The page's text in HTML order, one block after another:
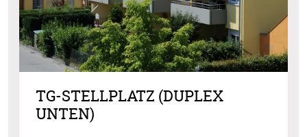
TG-STELLPLATZ (DUPLEX
UNTEN)